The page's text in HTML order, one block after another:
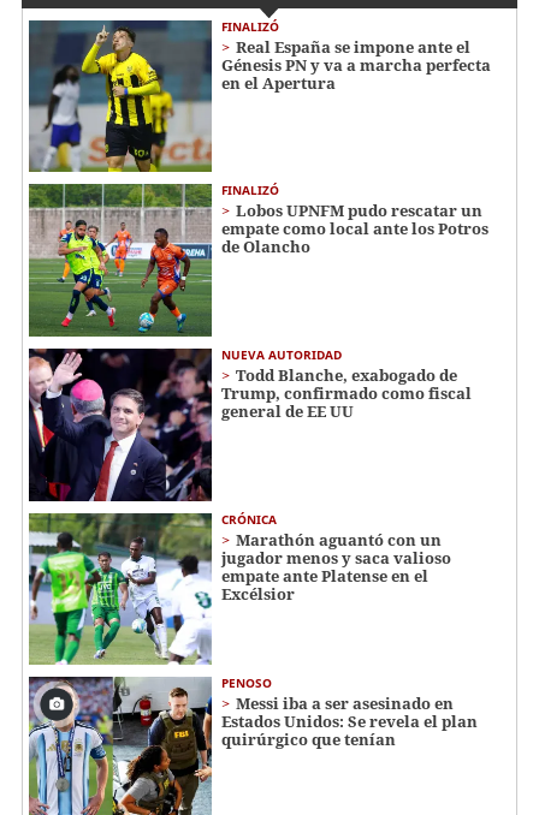
FINALIZÓ
Real España se impone ante el
Génesis PN y va a marcha perfecta
en el Apertura
FINALIZÓ
Lobos UPNFM pudo rescatar un
empate como local ante los Potros
de Olancho
NUEVA AUTORIDAD
Todd Blanche, exabogado de
Trump, confirmado como fiscal
general de EE UU
CRÓNICA
Marathón aguantó con un
jugador menos y saca valioso
empate ante Platense en el
Excélsior
PENOSO
Messi iba a ser asesinado en
Estados Unidos: Se revela el plan
quirúrgico que tenían